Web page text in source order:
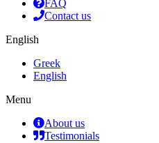
FAQ
Contact us
English
Greek
English
Menu
About us
Testimonials